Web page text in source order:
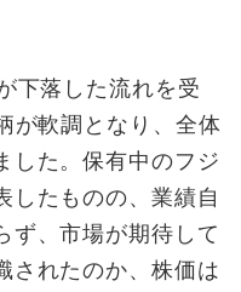
下落した流れを受
が軟調となり、全体
した。保有中のフジ
したものの、業績自
ず、市場が期待して
されたのか、株価は